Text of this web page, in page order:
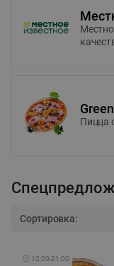
Пицца
Сортировка:
🕘 12:00-21:00